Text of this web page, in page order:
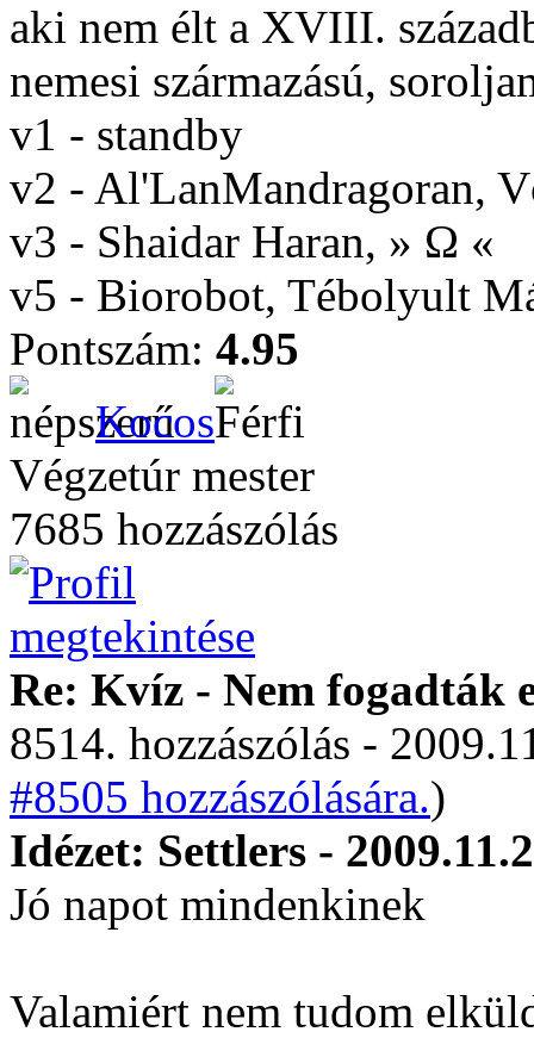
aki nem élt a XVIII.
nemesi származású,
v1 - standby
v2 - Al'LanMandragoran,
v3 - Shaidar Haran, » Ω «
v5 - Biorobot, Tébolyult
Pontszám: 4.95
Kocos
Végzetúr mester
7685 hozzászólás
Re: Kvíz - Nem fogadták
8514. hozzászólás -
#8505 hozzászólására.)
Idézet: Settlers -
Jó napot mindenkinek
Valamiért nem tudom